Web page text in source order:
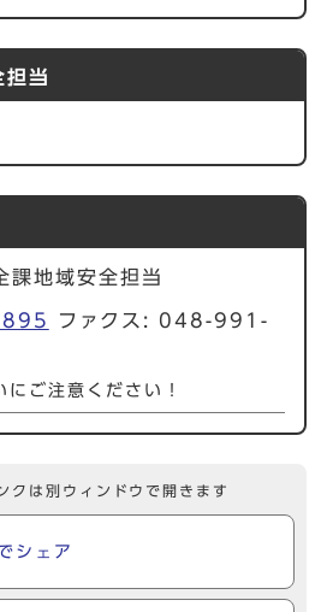
担当
課地域安全担当
ファクス: 048-991-
ご注意ください！
クは別ウィンドウで開きます
シェア